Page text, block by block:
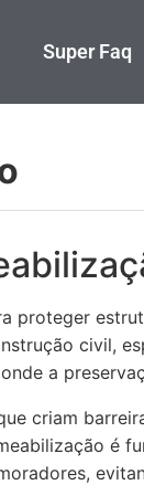
Super Faq
proteger
civil,
a
criam
é